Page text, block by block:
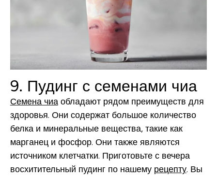
9. Пудинг с семенами чиа
Семена чиаобладают рядом преимуществ для
здоровья. Они содержат большое количество
белка и минеральные вещества, такие как
марганец и фосфор. Они также являются
источником клетчатки. Приготовьте с вечера
восхитительный пудинг по нашему рецепту. Вы